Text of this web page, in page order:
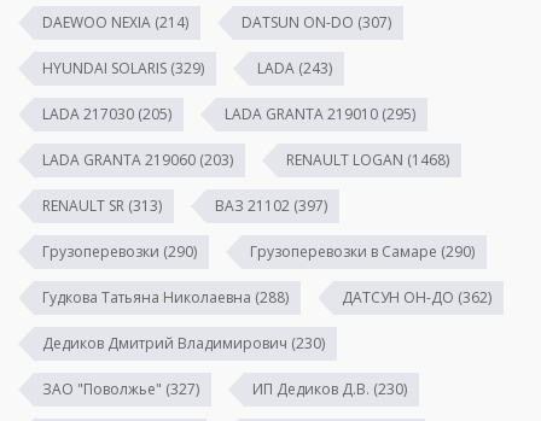
DAEWOO NEXIA (214) DATSUN ON-DO (307)
HYUNDAI SOLARIS (329) LADA (243)
LADA 217030 (205) LADA GRANTA 219010 (295)
LADA GRANTA 219060 (203) RENAULT LOGAN (1468)
RENAULT SR (313) ВАЗ 21102 (397)
Грузоперевозки (290) Грузоперевозки в Самаре (290)
Гудкова Татьяна Николаевна (288) ДАТСУН ОН-ДО (362)
Дедиков Дмитрий Владимирович (230)
ЗАО "Поволжье" (327) ИП Дедиков Д.В. (230)